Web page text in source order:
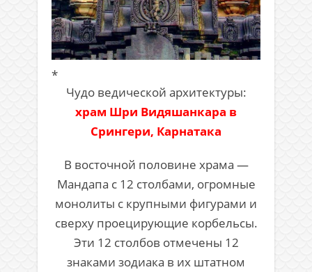
*
Чудо ведической архитектуры:
храм Шри Видяшанкара в
Срингери, Карнатака
В восточной половине храма —
Мандапа с 12 столбами, огромные
монолиты с крупными фигурами и
сверху проецирующие корбельсы.
Эти 12 столбов отмечены 12
знаками зодиака в их штатном